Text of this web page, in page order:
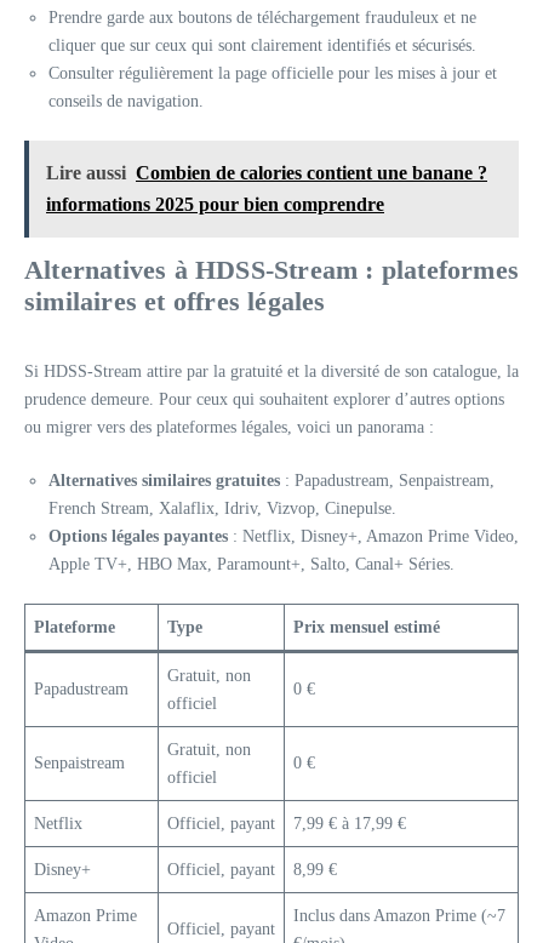
Prendre garde aux boutons de téléchargement frauduleux et ne
cliquer que sur ceux qui sont clairement identifiés et sécurisés.
Consulter régulièrement la page officielle pour les mises à jour et
conseils de navigation.
Lire aussi Combien de calories contient une banane ?
informations 2025 pour bien comprendre
Alternatives à HDSS-Stream : plateformes
similaires et offres légales
Si HDSS-Stream attire par la gratuité et la diversité de son catalogue, la
prudence demeure. Pour ceux qui souhaitent explorer d’autres options
ou migrer vers des plateformes légales, voici un panorama :
Alternatives similaires gratuites : Papadustream, Senpaistream,
French Stream, Xalaflix, Idriv, Vizvop, Cinepulse.
Options légales payantes : Netflix, Disney+, Amazon Prime Video,
Apple TV+, HBO Max, Paramount+, Salto, Canal+ Séries.
Plateforme Type Prix mensuel estimé
Papadustream
Gratuit, non
officiel
0 €
Senpaistream
Gratuit, non
officiel
0 €
Netflix Officiel, payant 7,99 € à 17,99 €
Disney+ Officiel, payant 8,99 €
Amazon Prime
Officiel, payant
Inclus dans Amazon Prime (~7